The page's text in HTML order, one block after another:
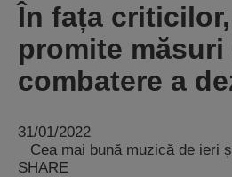
În fața
promite măsuri
combatere a
31/01/2022
Cea mai bună muzică de ieri
SHARE